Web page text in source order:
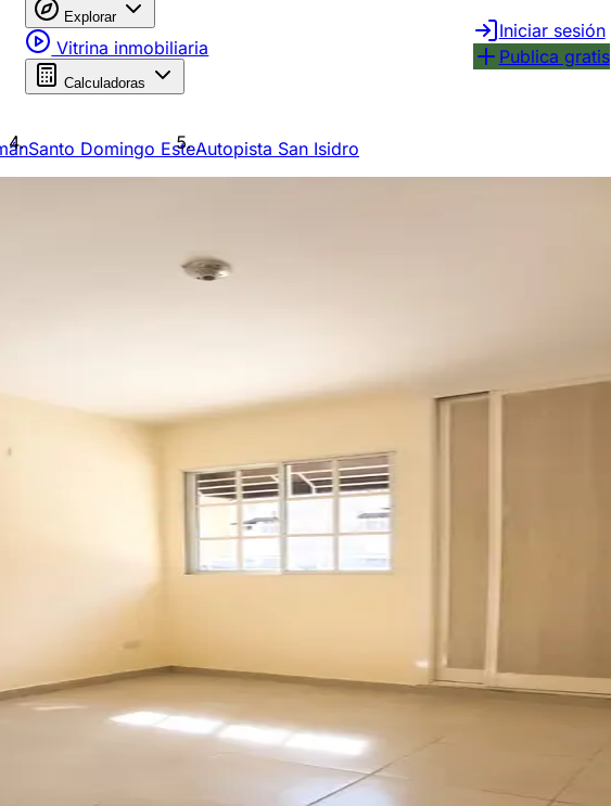
Explorar
Vitrina inmobiliaria
Calculadoras
Iniciar sesión
Publica gratis
Santo Domingo EsteAutopista San Isidro